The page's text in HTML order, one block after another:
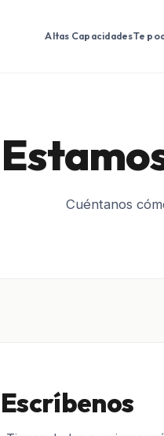
Altas CapacidadesTe
Cuéntanos
Escríbenos